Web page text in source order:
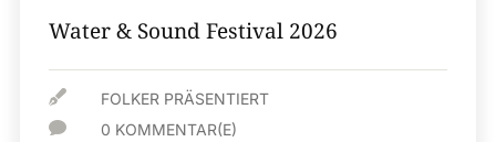
Water & Sound Festival 2026
 FOLKER PRÄSENTIERT
 0 KOMMENTAR(E)